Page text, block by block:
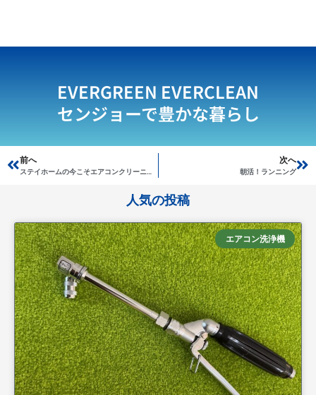
EVERGREEN EVERCLEAN
センジョーで豊かな暮らし
Prev
前へ
ステイホームの今こそエアコンクリーニング
次へ
朝活！ランニング
人気の投稿
エアコン洗浄機